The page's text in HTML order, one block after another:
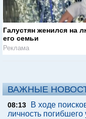
Галустян женился на
его семьи
Реклама
ВАЖНЫЕ
08:13
В ходе
личность погибшего